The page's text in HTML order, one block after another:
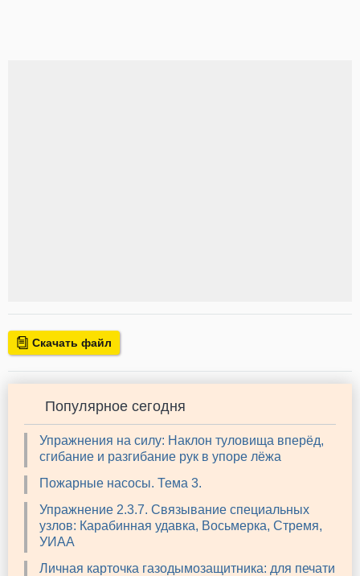
Скачать файл
Популярное сегодня
Упражнения на силу: Наклон туловища вперёд,
сгибание и разгибание рук в упоре лёжа
Пожарные насосы. Тема 3.
Упражнение 2.3.7. Связывание специальных
узлов: Карабинная удавка, Восьмерка, Стремя,
УИАА
Личная карточка газодымозащитника: для печати